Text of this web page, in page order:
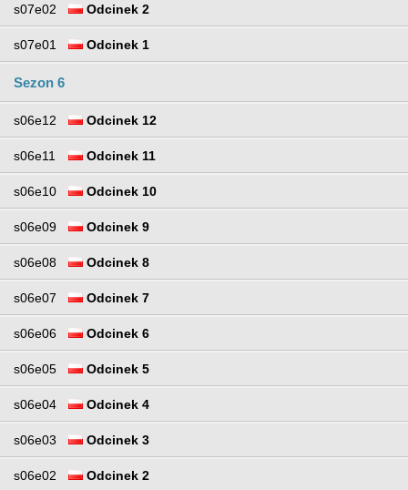
s07e02 Odcinek 2
s07e01 Odcinek 1
Sezon 6
s06e12 Odcinek 12
s06e11 Odcinek 11
s06e10 Odcinek 10
s06e09 Odcinek 9
s06e08 Odcinek 8
s06e07 Odcinek 7
s06e06 Odcinek 6
s06e05 Odcinek 5
s06e04 Odcinek 4
s06e03 Odcinek 3
s06e02 Odcinek 2